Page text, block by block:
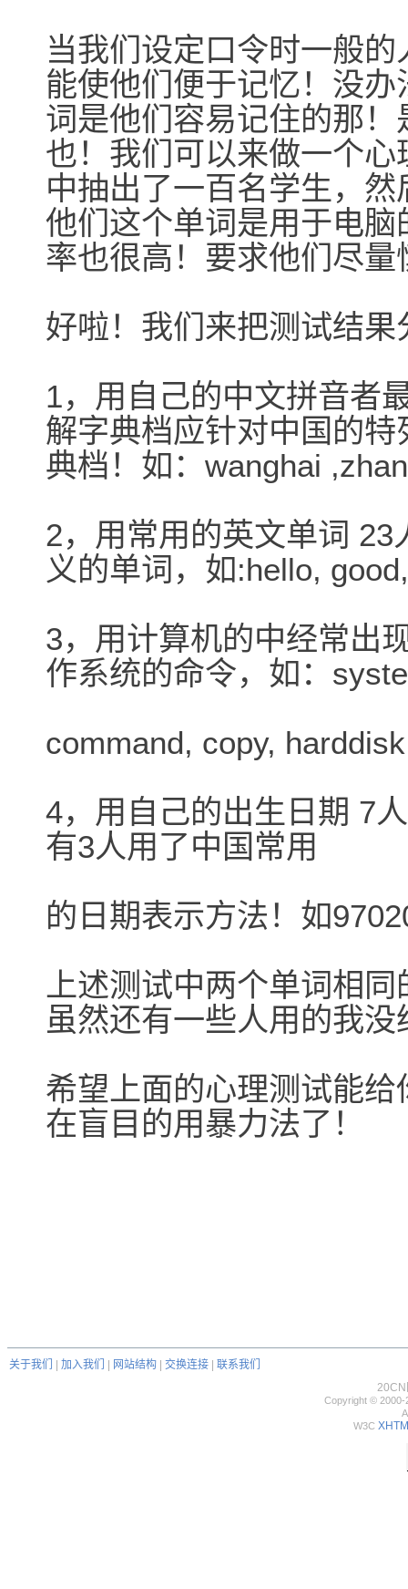
当我们设定口令时一般
能使他们便于记忆！没
词是他们容易记住的那
也！我们可以来做一个
中抽出了一百名学生，
他们这个单词是用于电
率也很高！要求他们尽量
好啦！我们来把测试结果
1，用自己的中文拼音者
解字典档应针对中国的
典档！如：wanghai
2，用常用的英文单词
义的单词，如:hello,
3，用计算机的中经常出
作系统的命令，如：
command, copy,
4，用自己的出生日期 7
有3人用了中国常用
的日期表示方法！如
上述测试中两个单词相
虽然还有一些人用的我
希望上面的心理测试能
在盲目的用暴力法了！
关于我们 加入我们 网站结构 交换连接
联系我们
20CN
Copyright © 2000-
W3C